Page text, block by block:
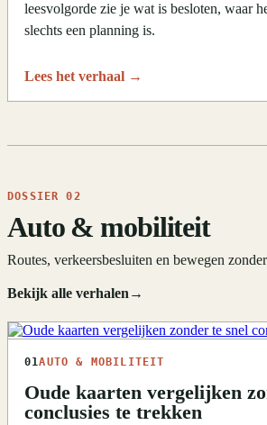
leesvolgorde zie je wat is besloten, waar
slechts een planning is.
Lees het verhaal →
DOSSIER 02
Auto & mobiliteit
Routes, verkeersbesluiten en bewegen
Bekijk alle verhalen→
01AUTO & MOBILITEIT
Oude kaarten vergelijken
conclusies te trekken